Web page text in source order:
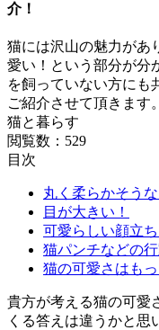
介！
猫には沢山の魅力があ
愛い！という部分が分
を飼っていない方にも
ご紹介させて頂きます。
猫と暮らす
閲覧数：529
目次
丸く柔らかそうな
目が大きい！
可愛らしい顔立ち
猫パンチなどの
猫の可愛さはも
貴方が考える猫の可愛
くる答えは違うかと思